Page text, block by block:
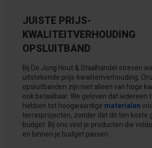
JUISTE PRIJS-
KWALITEITVERHOUDING
OPSLUITBAND
Bij De Jong Hout & Staalhandel streven
uitstekende prijs-kwaliteitverhouding.
opsluitbanden zijn niet alleen van hoge
ook betaalbaar. We geloven dat iedereen
hebben tot hoogwaardige materialen
terrasprojecten, zonder dat dit ten koste
budget. Bij ons vind je producten die
en binnen je budget passen.